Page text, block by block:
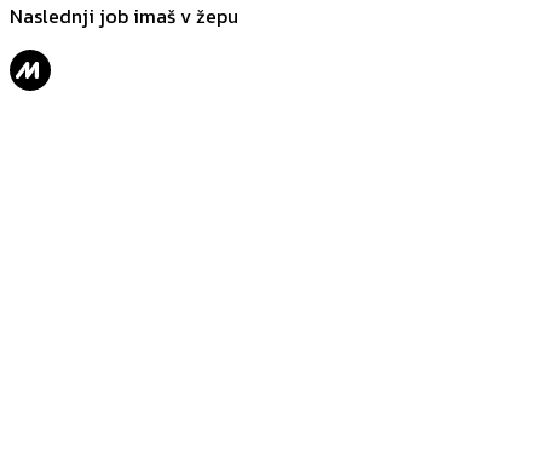
Naslednji job imaš v žepu